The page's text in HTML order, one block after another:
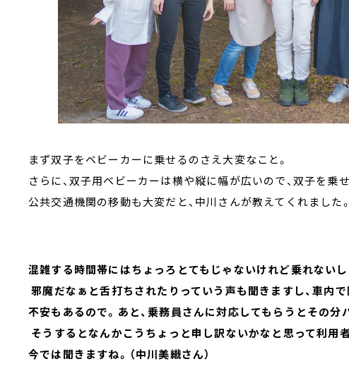
まず双子をベビーカーに乗せるのさえ大変なこと。
さらに、双子用ベビーカーは横や縦に幅が広いので、双子を乗
公共交通機関の移動も大変だと、中川さんが教えてくれまし
混雑する時間帯にはちょっろとてもじゃないけれど乗れないし
邪魔だなぁと舌打ちされたりっていう声も聞きますし、車内
不安もあるので。あと、乗務員さんに対応してもらうとその分
そうするとなんかこうちょっと申し訳ないかなと思って利用
今では聞きますね。（中川美織さん）